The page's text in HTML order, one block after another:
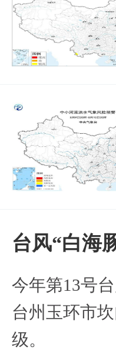
台风“白海
今年第13号
台州玉环市
级。